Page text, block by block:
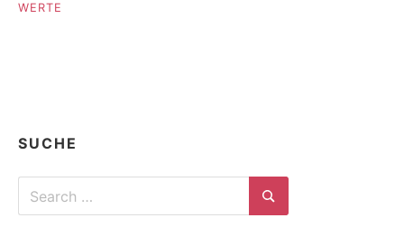
WERTE
SUCHE
Search
for:
Search